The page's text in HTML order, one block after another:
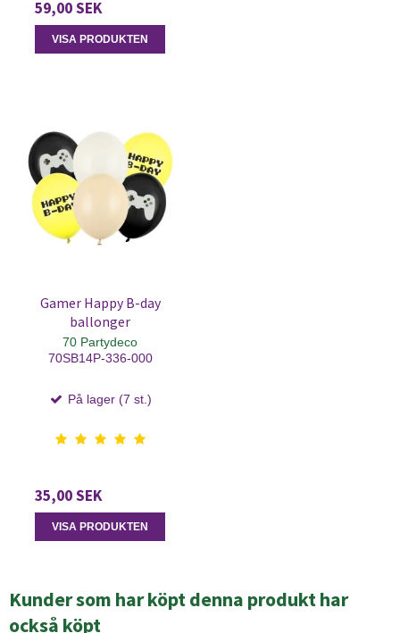
59,00 SEK
VISA PRODUKTEN
Gamer Happy B-day
ballonger
70 Partydeco
70SB14P-336-000
På lager (7 st.)
35,00 SEK
VISA PRODUKTEN
Kunder som har köpt denna produkt har
också köpt